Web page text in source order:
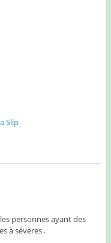
Slip
personnes ayant des
à sévères .